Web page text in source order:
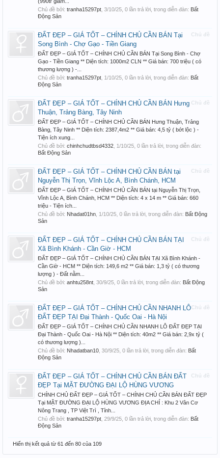
Chủ đề bởi: tranha15297pt 3/10/25 , 0 lần trả lời, trong diễn đàn: Bất
Động Sản
Chủ đề
ĐẤT ĐẸP – GIÁ TỐT – CHÍNH CHỦ CẦN BÁN Tại
Song Bình - Chợ Gạo - Tiền Giang
ĐẤT ĐẸP – GIÁ TỐT – CHÍNH CHỦ CẦN BÁN Tại Song Bình - Chợ
Gạo - Tiền Giang ** Diện tích: 1000m2 CLN ** Giá bán: 700 triệu ( có
thương lượng ) -...
Chủ đề bởi: tranha15297pt 1/10/25 , 0 lần trả lời, trong diễn đàn: Bất
Động Sản
Chủ đề
ĐẤT ĐẸP – GIÁ TỐT – CHÍNH CHỦ CẦN BÁN Hưng
Thuận, Trảng Bàng, Tây Ninh
ĐẤT ĐẸP – GIÁ TỐT – CHÍNH CHỦ CẦN BÁN Hưng Thuận, Trảng
Bàng, Tây Ninh ** Diện tích: 2387,4m2 ** Giá bán: 4,5 tỷ ( bớt lộc ) -
Tiện ích xung...
Chủ đề bởi: chinhchudtbsd4332 1/10/25 , 0 lần trả lời, trong diễn đàn:
Bất Động Sản
Chủ đề
ĐẤT ĐẸP – GIÁ TỐT – CHÍNH CHỦ CẦN BÁN tại
Nguyễn Thị Trọn, Vĩnh Lộc A, Bình Chánh, HCM
ĐẤT ĐẸP – GIÁ TỐT – CHÍNH CHỦ CẦN BÁN tại Nguyễn Thị Trọn,
Vĩnh Lộc A, Bình Chánh, HCM ** Diện tích: 4 x 14 m ** Giá bán: 660
triệu - Tiện ích...
Chủ đề bởi: Nhadat01hn 1/10/25 , 0 lần trả lời, trong diễn đàn: Bất Động
Sản
Chủ đề
ĐẤT ĐẸP – GIÁ TỐT – CHÍNH CHỦ CẦN BÁN TẠI
Xã Bình Khánh - Cần Giờ - HCM
ĐẤT ĐẸP – GIÁ TỐT – CHÍNH CHỦ CẦN BÁN TẠI Xã Bình Khánh -
Cần Giờ - HCM ** Diện tích: 149,6 m2 ** Giá bán: 1,3 tỷ ( có thương
lượng ) - Đất nằm...
Chủ đề bởi: anhtu258nt 30/9/25 , 0 lần trả lời, trong diễn đàn: Bất Động
Sản
Chủ đề
ĐẤT ĐẸP – GIÁ TỐT – CHÍNH CHỦ CẦN NHANH LÔ
ĐẤT ĐẸP TẠI Đại Thành - Quốc Oai - Hà Nội
ĐẤT ĐẸP – GIÁ TỐT – CHÍNH CHỦ CẦN NHANH LÔ ĐẤT ĐẸP TẠI
Đại Thành - Quốc Oai - Hà Nội ** Diện tích: 40m2 ** Giá bán: 2,9x tỷ (
có thương lượng )...
Chủ đề bởi: Nhadatban10 30/9/25 , 0 lần trả lời, trong diễn đàn: Bất
Động Sản
Chủ đề
ĐẤT ĐẸP – GIÁ TỐT – CHÍNH CHỦ CẦN BÁN ĐẤT
ĐẸP Tại MẶT ĐƯỜNG ĐẠI LỘ HÙNG VƯƠNG
CHÍNH CHỦ ĐẤT ĐẸP – GIÁ TỐT – CHÍNH CHỦ CẦN BÁN ĐẤT ĐẸP
Tại MẶT ĐƯỜNG ĐẠI LỘ HÙNG VƯƠNG ĐỊA CHỈ : Khu 2 Vân Cơ
Nông Trang , TP Việt Trì , Tỉnh...
Chủ đề bởi: tranha15297pt 29/9/25 , 0 lần trả lời, trong diễn đàn: Bất
Động Sản
Hiển thị kết quả từ 61 đến 80 của 109